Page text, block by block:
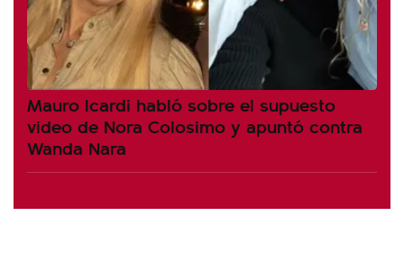
Mauro Icardi habló sobre el supuesto
video de Nora Colosimo y apuntó contra
Wanda Nara